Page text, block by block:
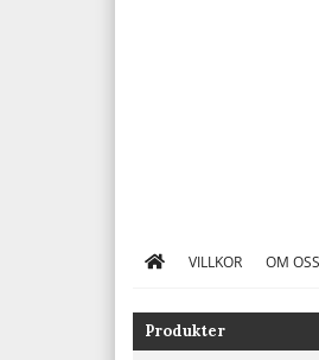
VILLKOR OM OSS
Produkter